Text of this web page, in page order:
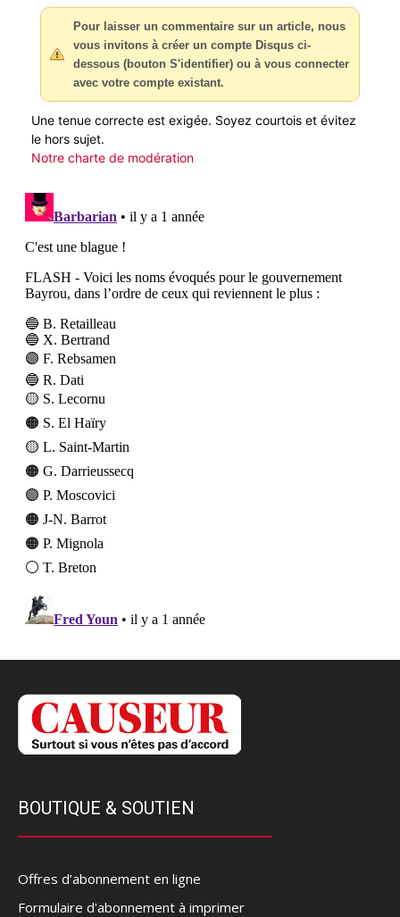
Pour laisser un commentaire sur un article, nous
vous invitons à créer un compte Disqus ci-
dessous (bouton S'identifier) ou à vous connecter
avec votre compte existant.
Une tenue correcte est exigée. Soyez courtois et évitez
le hors sujet.
Notre charte de modération
BOUTIQUE & SOUTIEN
Offres d’abonnement en ligne
Formulaire d'abonnement à imprimer